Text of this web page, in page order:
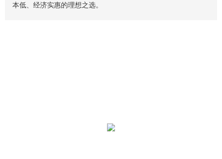
本低、经济实惠的理想之选。